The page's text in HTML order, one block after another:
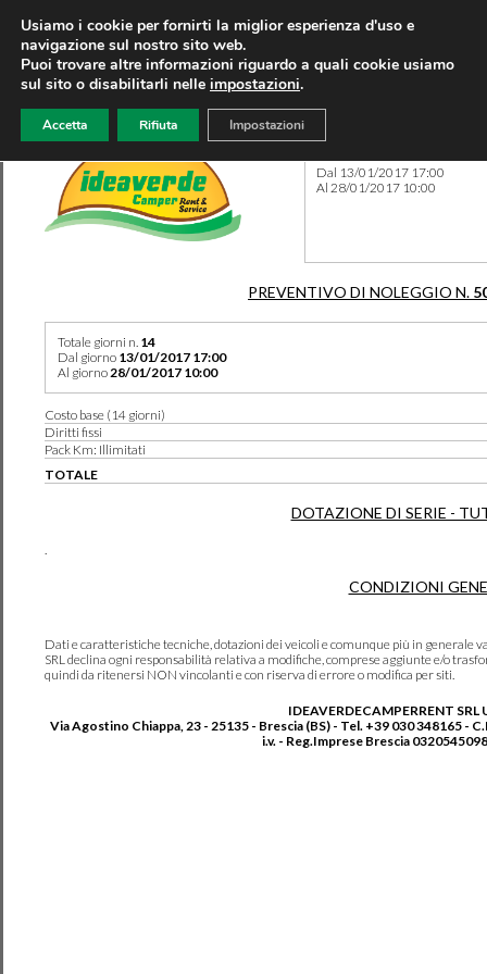
Dal 13/01/2017 17:00
Al 28/01/2017 10:00
PREVENTIVO DI NOLEGGIO N.
Totale giorni n. 14
Dal giorno 13/01/2017 17:00
Al giorno28/01/2017 10:00
Costo base (14 giorni)
Diritti fissi
Pack Km: Illimitati
TOTALE
DOTAZIONE DI SERIE -
.
CONDIZIONI
Dati e caratteristiche tecniche, dotazioni dei veicoli e comunque più in generale
SRL declina ogni responsabilità relativa a modifiche, comprese aggiunte e/o
quindi da ritenersi NON vincolanti e con riserva di errore o modifica per siti.
IDEAVERDECAMPERRENT SRL
Via Agostino Chiappa, 23 - 25135 - Brescia (BS) - Tel. +39 030 348165 -
i.v. - Reg.Imprese Brescia
Usiamo i cookie per fornirti la miglior esperienza d'uso e
navigazione sul nostro sito web.
Puoi trovare altre informazioni riguardo a quali cookie usiamo
sul sito o disabilitarli nelle impostazioni.
Accetta Rifiuta Impostazioni